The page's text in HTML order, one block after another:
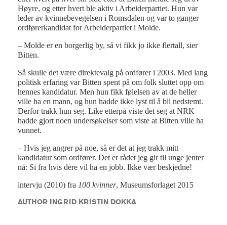
Høyre, og etter hvert ble aktiv i Arbeiderpartiet. Hun var
leder av kvinnebevegelsen i Romsdalen og var to ganger
ordførerkandidat for Arbeiderpartiet i Molde.
– Molde er en borgerlig by, så vi fikk jo ikke flertall, sier
Bitten.
Så skulle det være direktevalg på ordfører i 2003. Med lang
politisk erfaring var Bitten spent på om folk sluttet opp om
hennes kandidatur. Men hun fikk følelsen av at de heller
ville ha en mann, og hun hadde ikke lyst til å bli nedstemt.
Derfor trakk hun seg. Like etterpå viste det seg at NRK
hadde gjort noen undersøkelser som viste at Bitten ville ha
vunnet.
– Hvis jeg angrer på noe, så er det at jeg trakk mitt
kandidatur som ordfører. Det er rådet jeg gir til unge jenter
nå: Si fra hvis dere vil ha en jobb. Ikke vær beskjedne!
intervju (2010) fra 100 kvinner, Museumsforlaget 2015
AUTHOR INGRID KRISTIN DOKKA